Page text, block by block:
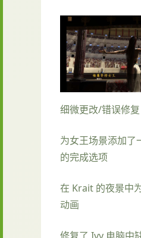
细微更改/错误修复
为女王场景添加了
的完成选项
在 Krait 的夜景中
动画